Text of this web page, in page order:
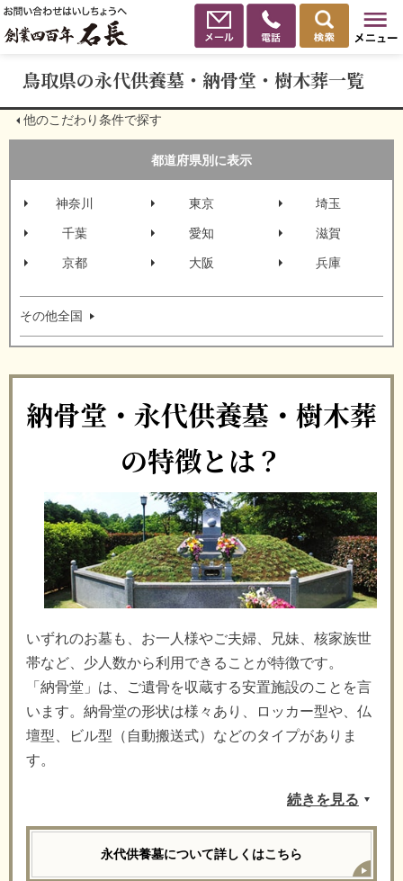
鳥取県の永代供養墓・納骨堂・樹木葬一覧
他のこだわり条件で探す
都道府県別に表示
神奈川 東京 埼玉
千葉 愛知 滋賀
京都 大阪 兵庫
その他全国
納骨堂・永代供養墓・樹木葬
の特徴とは？
いずれのお墓も、お一人様やご夫婦、兄妹、核家族世
帯など、少人数から利用できることが特徴です。
「納骨堂」は、ご遺骨を収蔵する安置施設のことを言
います。納骨堂の形状は様々あり、ロッカー型や、仏
壇型、ビル型（自動搬送式）などのタイプがありま
す。
続きを見る
永代供養墓について詳しくはこちら